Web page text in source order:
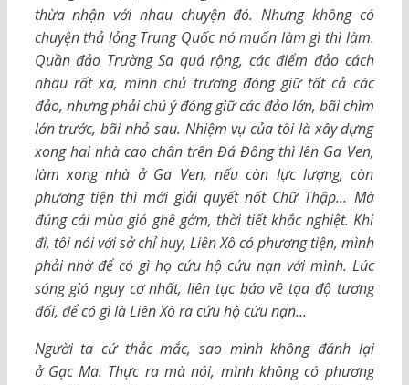
thừa nhận với nhau chuyện đó. Nhưng không có
chuyện thả lỏng Trung Quốc nó muốn làm gì thì làm.
Quần đảo Trường Sa quá rộng, các điểm đảo cách
nhau rất xa, mình chủ trương đóng giữ tất cả các
đảo, nhưng phải chú ý đóng giữ các đảo lớn, bãi chìm
lớn trước, bãi nhỏ sau. Nhiệm vụ của tôi là xây dựng
xong hai nhà cao chân trên Đá Đông thì lên Ga Ven,
làm xong nhà ở Ga Ven, nếu còn lực lượng, còn
phương tiện thì mới giải quyết nốt Chữ Thập… Mà
đúng cái mùa gió ghê gớm, thời tiết khắc nghiệt. Khi
đi, tôi nói với sở chỉ huy, Liên Xô có phương tiện, mình
phải nhờ để có gì họ cứu hộ cứu nạn với mình. Lúc
sóng gió nguy cơ nhất, liên tục báo về tọa độ tương
đối, để có gì là Liên Xô ra cứu hộ cứu nạn…
Người ta cứ thắc mắc, sao mình không đánh lại
ởGạc Ma. Thực ra mà nói, mình không có phương